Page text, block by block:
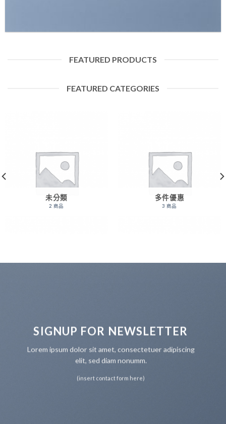
FEATURED PRODUCTS
FEATURED CATEGORIES
未分類
2 商品
多件優惠
3 商品
SIGNUP FOR NEWSLETTER
Lorem ipsum dolor sit amet, consectetuer adipiscing
elit, sed diam nonumm.
(insert contact form here)